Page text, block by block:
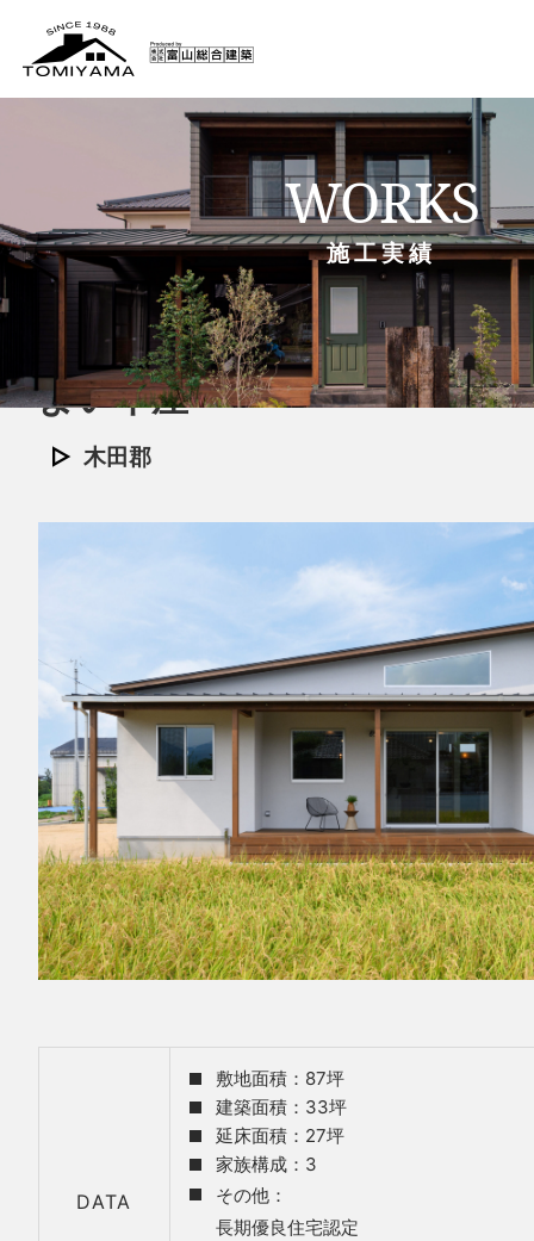
WORKS
施工実績
「ちょうどいい」を叶えた
よい平屋
木田郡
DATA
敷地面積：87坪
建築面積：33坪
延床面積：27坪
家族構成：3
その他：
長期優良住宅認定